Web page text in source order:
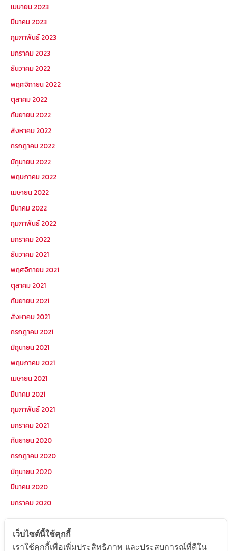
เมษายน 2023
มีนาคม 2023
กุมภาพันธ์ 2023
มกราคม 2023
ธันวาคม 2022
พฤศจิกายน 2022
ตุลาคม 2022
กันยายน 2022
สิงหาคม 2022
กรกฎาคม 2022
มิถุนายน 2022
พฤษภาคม 2022
เมษายน 2022
มีนาคม 2022
กุมภาพันธ์ 2022
มกราคม 2022
ธันวาคม 2021
พฤศจิกายน 2021
ตุลาคม 2021
กันยายน 2021
สิงหาคม 2021
กรกฎาคม 2021
มิถุนายน 2021
พฤษภาคม 2021
เมษายน 2021
มีนาคม 2021
กุมภาพันธ์ 2021
มกราคม 2021
กันยายน 2020
กรกฎาคม 2020
มิถุนายน 2020
มีนาคม 2020
มกราคม 2020
หมวดหมู่
เว็บไซต์นี้ใช้คุกกี้
เราใช้คุกกี้เพื่อเพิ่มประสิทธิภาพ และประสบการณ์ที่ดีใน